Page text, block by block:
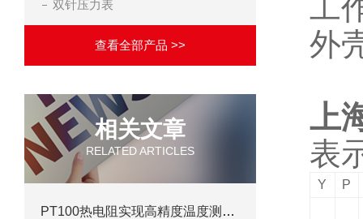
双针压力表
查看全部产品 >>
相关文章
RELATED ARTICLES
PT100热电阻实现高精度温度测量的可靠工具
工
外
上
表
Y P